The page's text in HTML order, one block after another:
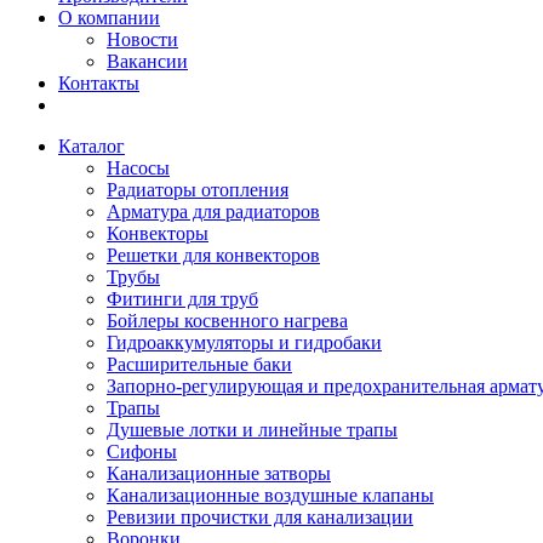
О компании
Новости
Вакансии
Контакты
Каталог
Насосы
Радиаторы отопления
Арматура для радиаторов
Конвекторы
Решетки для конвекторов
Трубы
Фитинги для труб
Бойлеры косвенного нагрева
Гидроаккумуляторы и гидробаки
Расширительные баки
Запорно-регулирующая и предохранительная
Трапы
Душевые лотки и линейные трапы
Сифоны
Канализационные затворы
Канализационные воздушные клапаны
Ревизии прочистки для канализации
Воронки